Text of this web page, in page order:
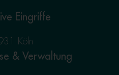
Eingriffe
Köln
& Verwaltung